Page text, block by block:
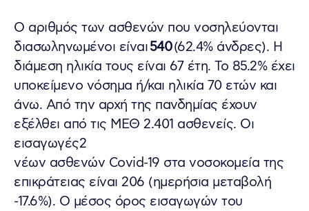
Ο αριθμός των ασθενών που νοσηλεύονται
διασωληνωμένοι είναι540(62.4% άνδρες). Η
διάμεση ηλικία τους είναι 67 έτη. To 85.2% έχει
υποκείμενο νόσημα ή/και ηλικία 70 ετών και
άνω. Από την αρχή της πανδημίας έχουν
εξέλθει από τις ΜΕΘ 2.401 ασθενείς. Οι
εισαγωγές2
νέων ασθενών Covid-19 στα νοσοκομεία της
επικράτειας είναι 206 (ημερήσια μεταβολή
-17.6%). Ο μέσος όρος εισαγωγών του